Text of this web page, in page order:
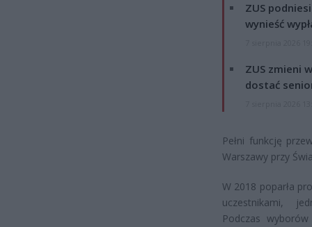
ZUS
wynieść
ZUS zmieni
dostać
Pełni funkcję
Warszawy przy
W 2018 poparła
uczestnikami,
Podczas